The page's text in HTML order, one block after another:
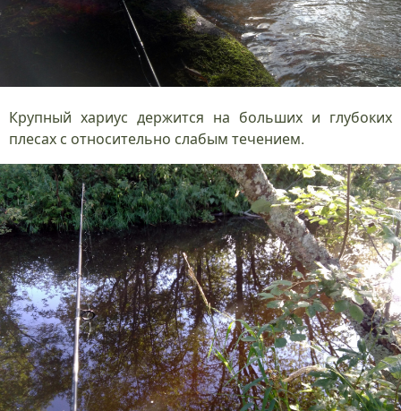
Крупный хариус держится на больших и глубоких
плесах с относительно слабым течением.